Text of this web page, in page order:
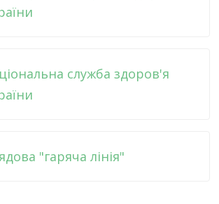
служба здоров'я
"гаряча лінія"